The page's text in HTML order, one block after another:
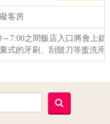
客房
～7:00之間飯店入口將會上
式的牙刷、刮鬍刀等盥洗